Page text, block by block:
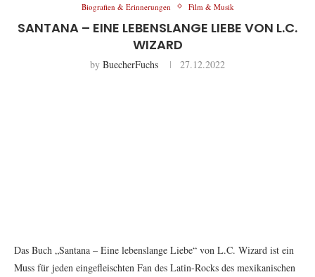
Biografien & Erinnerungen Film & Musik
SANTANA – EINE LEBENSLANGE LIEBE VON L.C.
WIZARD
by BuecherFuchs 27.12.2022
Das Buch „Santana – Eine lebenslange Liebe“ von L.C. Wizard ist ein
Muss für jeden eingefleischten Fan des Latin-Rocks des mexikanischen